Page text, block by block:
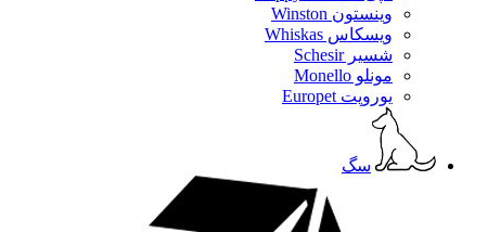
وینستون Winston
ویسکاس Whiskas
شسیر Schesir
مونلو Monello
یوروپت Europet
سگ